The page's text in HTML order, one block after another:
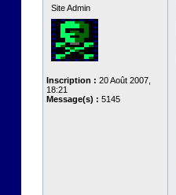
Site Admin
Inscription : 20 Août 2007,
18:21
Message(s) : 5145